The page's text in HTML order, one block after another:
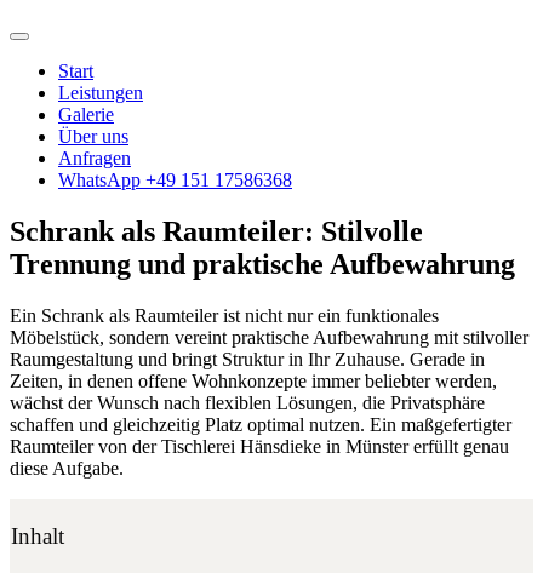
Start
Leistungen
Galerie
Über uns
Anfragen
WhatsApp +49 151 17586368
Schrank als Raumteiler: Stilvolle
Trennung und praktische Aufbewahrung
Ein Schrank als Raumteiler ist nicht nur ein funktionales
Möbelstück, sondern vereint praktische Aufbewahrung mit stilvoller
Raumgestaltung und bringt Struktur in Ihr Zuhause. Gerade in
Zeiten, in denen offene Wohnkonzepte immer beliebter werden,
wächst der Wunsch nach flexiblen Lösungen, die Privatsphäre
schaffen und gleichzeitig Platz optimal nutzen. Ein maßgefertigter
Raumteiler von der Tischlerei Hänsdieke in Münster erfüllt genau
diese Aufgabe.
Inhalt